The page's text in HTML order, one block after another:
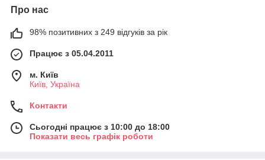
Про нас
98% позитивних з 249 відгуків за рік
Працює з 05.04.2011
м. Київ
Київ, Україна
Контакти
Сьогодні працює з 10:00 до 18:00
Показати весь графік роботи